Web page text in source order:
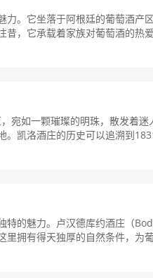
。它坐落于阿根廷的葡萄酒产
，它承载着家族对葡萄酒的热
宛如一颗璀璨的明珠，散发着
。凯洛酒庄的历史可以追溯到
的魅力。卢汉德库约酒庄（
拥有得天独厚的自然条件，为